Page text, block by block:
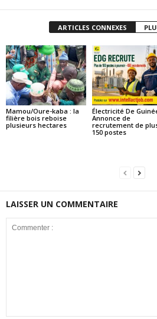
ARTICLES CONNEXES
Mamou/Oure-kaba : la
filière bois reboise
plusieurs hectares
Électricité De
Annonce de
recrutement de
150 postes
LAISSER UN COMMENTAIRE